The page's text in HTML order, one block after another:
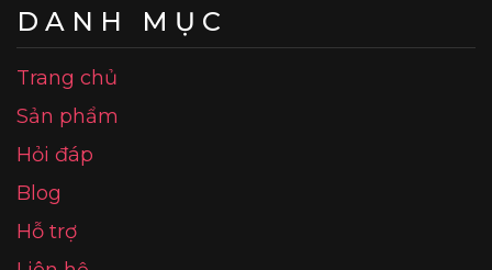
DANH MỤC
Trang chủ
Sản phẩm
Hỏi đáp
Blog
Hỗ trợ